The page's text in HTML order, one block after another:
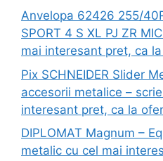
Anvelopa 62426 255/
SPORT 4 S XL PJ ZR
mai interesant pret, ca
Pix SCHNEIDER Slider
accesorii metalice –
interesant pret, ca la
DIPLOMAT Magnum –
metalic cu cel mai